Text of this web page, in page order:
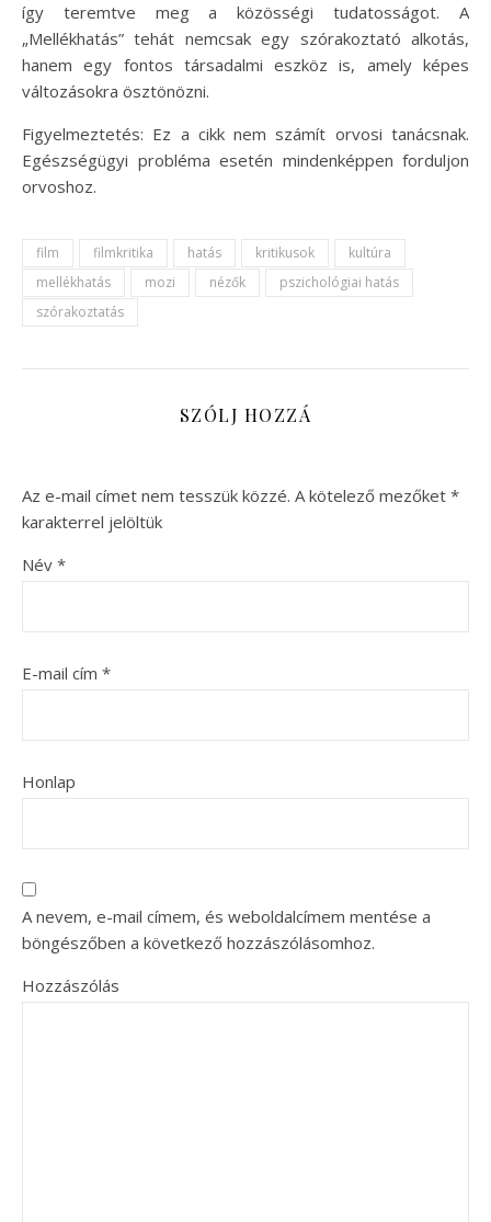
így teremtve meg a közösségi tudatosságot. A
„Mellékhatás” tehát nemcsak egy szórakoztató alkotás,
hanem egy fontos társadalmi eszköz is, amely képes
változásokra ösztönözni.
Figyelmeztetés: Ez a cikk nem számít orvosi tanácsnak.
Egészségügyi probléma esetén mindenképpen forduljon
orvoshoz.
film filmkritika hatás kritikusok
kultúra
mellékhatás
mozi nézők
pszichológiai hatás
szórakoztatás
SZÓLJ HOZZÁ
Az e-mail címet nem tesszük közzé. A kötelező mezőket *
karakterrel jelöltük
Név *
E-mail cím *
Honlap
A nevem, e-mail címem, és weboldalcímem mentése a
böngészőben a következő hozzászólásomhoz.
Hozzászólás